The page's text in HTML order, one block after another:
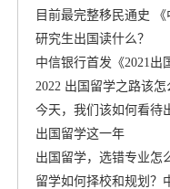
目前最完整移民通史
研究生出国读什么？
中信银行首发《2021出
2022 出国留学之路该怎
今天，我们该如何看待
出国留学这一年
出国留学，选错专业怎
留学如何择校和规划？